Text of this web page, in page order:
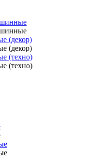
шинные
шинные
(декор)
(декор)
(техно)
(техно)